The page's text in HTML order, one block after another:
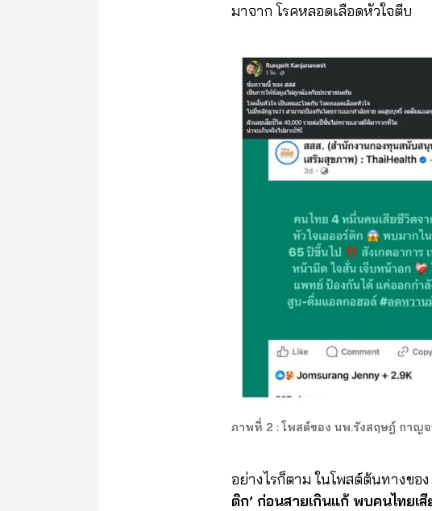
มาจาก โรคหลอดเลือดหัวใจตีบ
ภาพที่ 2 : โพสต์ของ นพ.รังสฤษฎ์ กาญ
อย่างไรก็ตาม ในโพสต์ต้นทางขอ
ติก’ ก่อนสายเกินแก้ พบคนไทยเ